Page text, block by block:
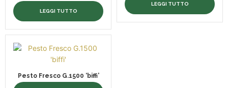
LEGGI TUTTO
LEGGI TUTTO
Pesto Fresco G.1500 ‘biffi’